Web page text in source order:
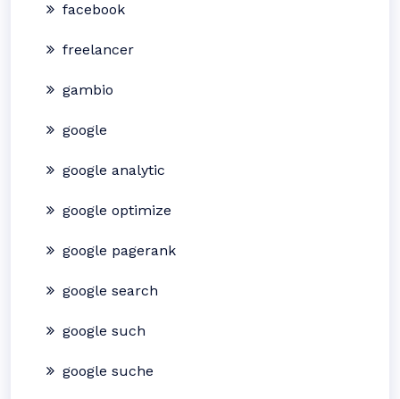
facebook
freelancer
gambio
google
google analytic
google optimize
google pagerank
google search
google such
google suche